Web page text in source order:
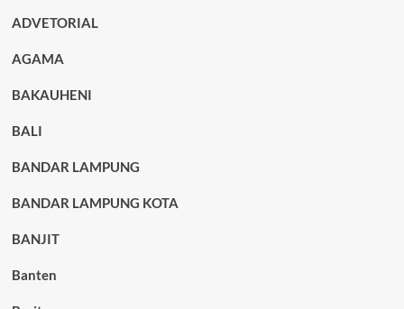
ADVETORIAL
AGAMA
BAKAUHENI
BALI
BANDAR LAMPUNG
BANDAR LAMPUNG KOTA
BANJIT
Banten